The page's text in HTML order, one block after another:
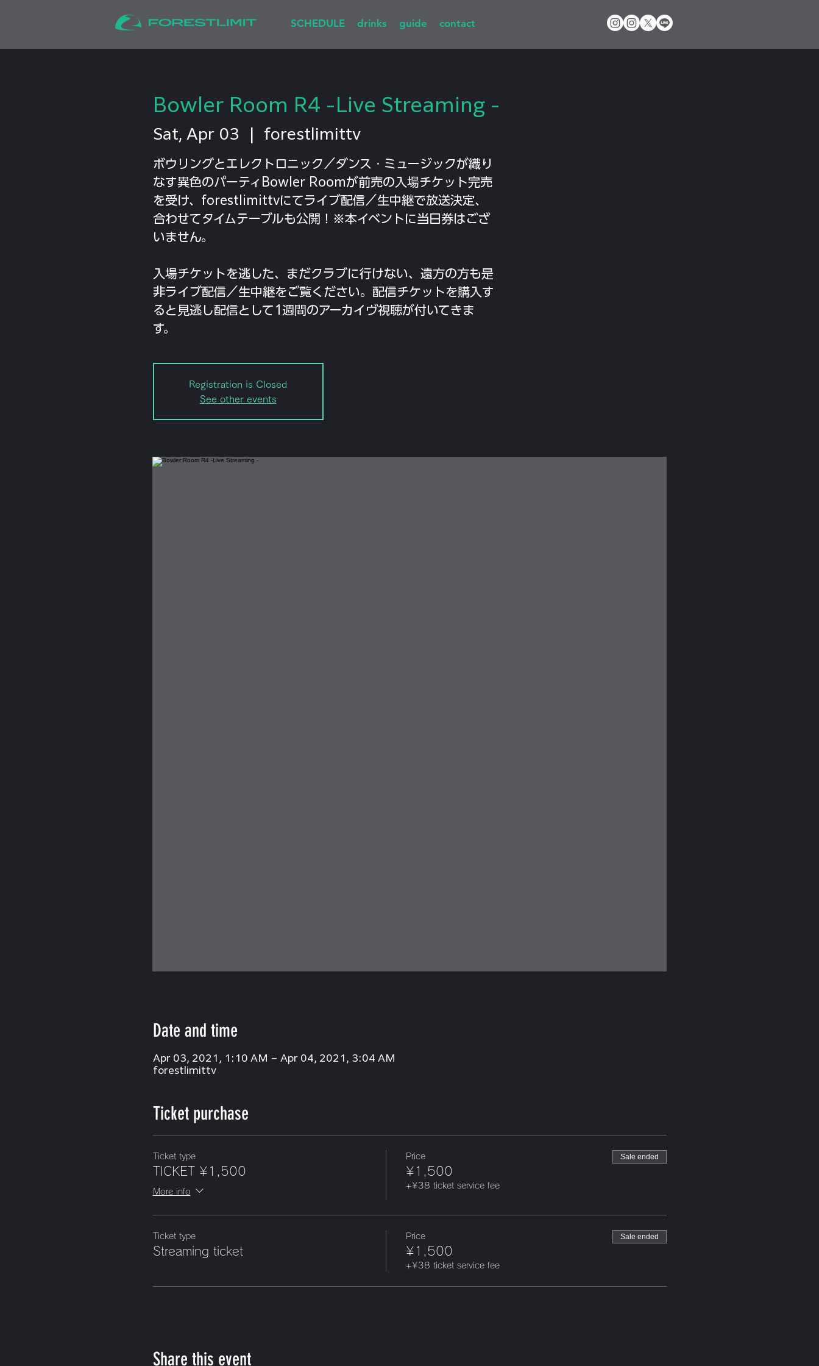
SCHEDULE drinks guide contact
Bowler Room R4 -Live Streaming -
Sat, Apr 03 forestlimittv
ボウリングとエレクトロニック／ダンス・ミュージックが織り
なす異色のパーティBowler Roomが前売の入場チケット完売
を受け、forestlimittvにてライブ配信／生中継で放送決定、
合わせてタイムテーブルも公開！※本イベントに当日券はござ
いません。
入場チケットを逃した、まだクラブに行けない、遠方の方も是
非ライブ配信／生中継をご覧ください。配信チケットを購入す
ると見逃し配信として1週間のアーカイヴ視聴が付いてきま
す。
Registration is Closed
See other events
Date and time
Apr 03, 2021, 1:10 AM – Apr 04, 2021, 3:04 AM
forestlimittv
Ticket purchase
Ticket type
TICKET ¥1,500
More info
Price
¥1,500
+¥38 ticket service fee
Sale ended
Ticket type
Streaming ticket
Price
¥1,500
+¥38 ticket service fee
Sale ended
Share this event